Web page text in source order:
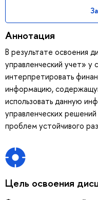
Аннотация
В результате освоения
управленческий учет»
интерпретировать
информацию,
использовать данную
управленческих
проблем устойчивого
Цель освоения